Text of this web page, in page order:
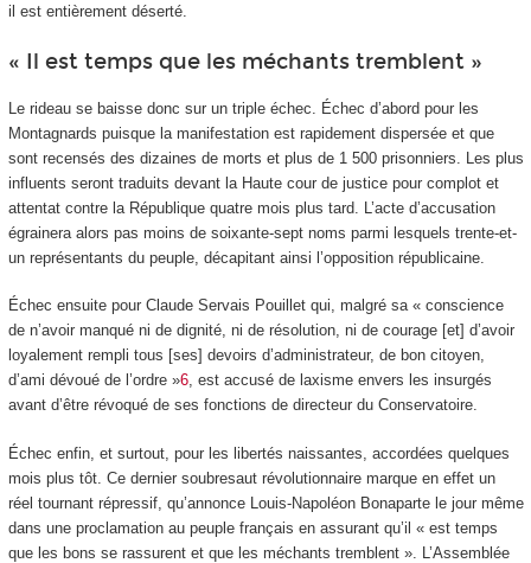
il est entièrement déserté.
« Il est temps que les méchants tremblent »
Le rideau se baisse donc sur un triple échec. Échec d’abord pour les
Montagnards puisque la manifestation est rapidement dispersée et que
sont recensés des dizaines de morts et plus de 1 500 prisonniers. Les plus
influents seront traduits devant la Haute cour de justice pour complot et
attentat contre la République quatre mois plus tard. L’acte d’accusation
égrainera alors pas moins de soixante-sept noms parmi lesquels trente-et-
un représentants du peuple, décapitant ainsi l’opposition républicaine.
Échec ensuite pour Claude Servais Pouillet qui, malgré sa « conscience
de n’avoir manqué ni de dignité, ni de résolution, ni de courage [et] d’avoir
loyalement rempli tous [ses] devoirs d’administrateur, de bon citoyen,
d’ami dévoué de l’ordre »6, est accusé de laxisme envers les insurgés
avant d’être révoqué de ses fonctions de directeur du Conservatoire.
Échec enfin, et surtout, pour les libertés naissantes, accordées quelques
mois plus tôt. Ce dernier soubresaut révolutionnaire marque en effet un
réel tournant répressif, qu’annonce Louis-Napoléon Bonaparte le jour même
dans une proclamation au peuple français en assurant qu’il « est temps
que les bons se rassurent et que les méchants tremblent ». L’Assemblée